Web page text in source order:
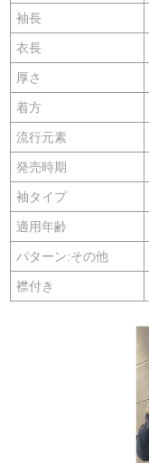
袖長
衣長
厚さ
着方
流行元素
発売時期
袖タイプ
適用年齢
パターン:その他
襟付き